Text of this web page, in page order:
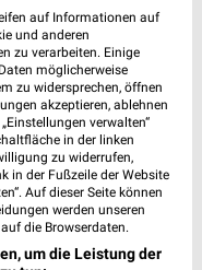
auf Informationen auf
und anderen
zu verarbeiten. Einige
möglicherweise
zu widersprechen, öffnen
akzeptieren, ablehnen
verwalten“
in der linken
zu widerrufen,
in der Fußzeile der Website
Auf dieser Seite können
werden unseren
die Browserdaten.
um die Leistung der